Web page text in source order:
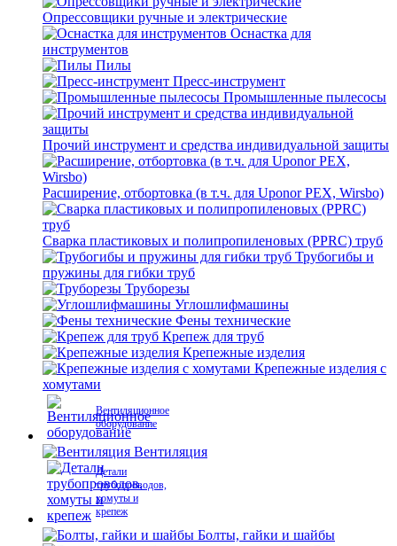
Опрессовщики ручные и электрические
Оснастка для
инструментов
Пилы
Пресс-инструмент
Промышленные пылесосы
Прочий инструмент и средства индивидуальной защиты
Расширение, отбортовка (в т.ч. для Uponor PEX, Wirsbo)
Сварка пластиковых и полипропиленовых (PPRC) труб
Трубогибы и
пружины для гибки труб
Труборезы
Углошлифмашины
Фены технические
Крепеж для труб
Крепежные изделия
Крепежные изделия с
хомутами
Вентиляционное
оборудование
Вентиляция
Детали
трубопроводов,
хомуты и
крепеж
Болты, гайки и шайбы